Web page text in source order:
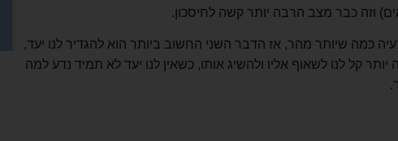
וזה כבר מצב הרבה יותר קשה לחיסכון.
כמה שיותר מהר, אז הדבר השני החשוב ביותר הוא להגדיר לנו יעד,
יעד הרבה יותר קל לנו לשאוף אליו ולהשיג אותו, כשאין לנו יעד לא תמיד נדע למה